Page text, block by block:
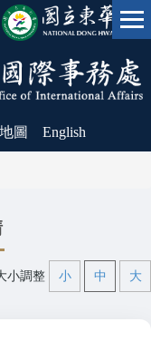
圖 English
小調整 小 中 大